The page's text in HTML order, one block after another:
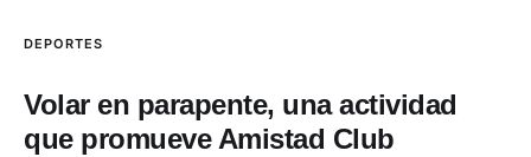
DEPORTES
Volar en parapente, una actividad
que promueve Amistad Club